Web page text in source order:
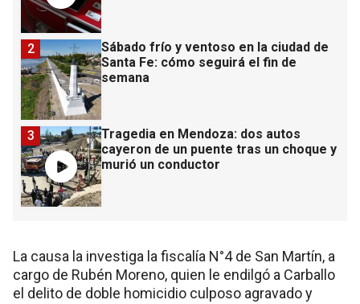
Sábado frío y ventoso en la ciudad de
Santa Fe: cómo seguirá el fin de
semana
2
Tragedia en Mendoza: dos autos
cayeron de un puente tras un choque y
murió un conductor
3
La causa la investiga la fiscalía N°4 de San Martín, a
cargo de Rubén Moreno, quien le endilgó a Carballo
el delito de doble homicidio culposo agravado y